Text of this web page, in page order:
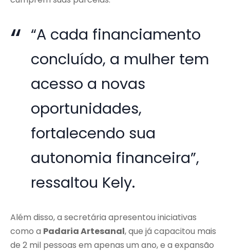
“A cada financiamento
concluído, a mulher tem
acesso a novas
oportunidades,
fortalecendo sua
autonomia financeira”,
ressaltou Kely.
Além disso, a secretária apresentou iniciativas
como a Padaria Artesanal, que já capacitou mais
de 2 mil pessoas em apenas um ano, e a expansão